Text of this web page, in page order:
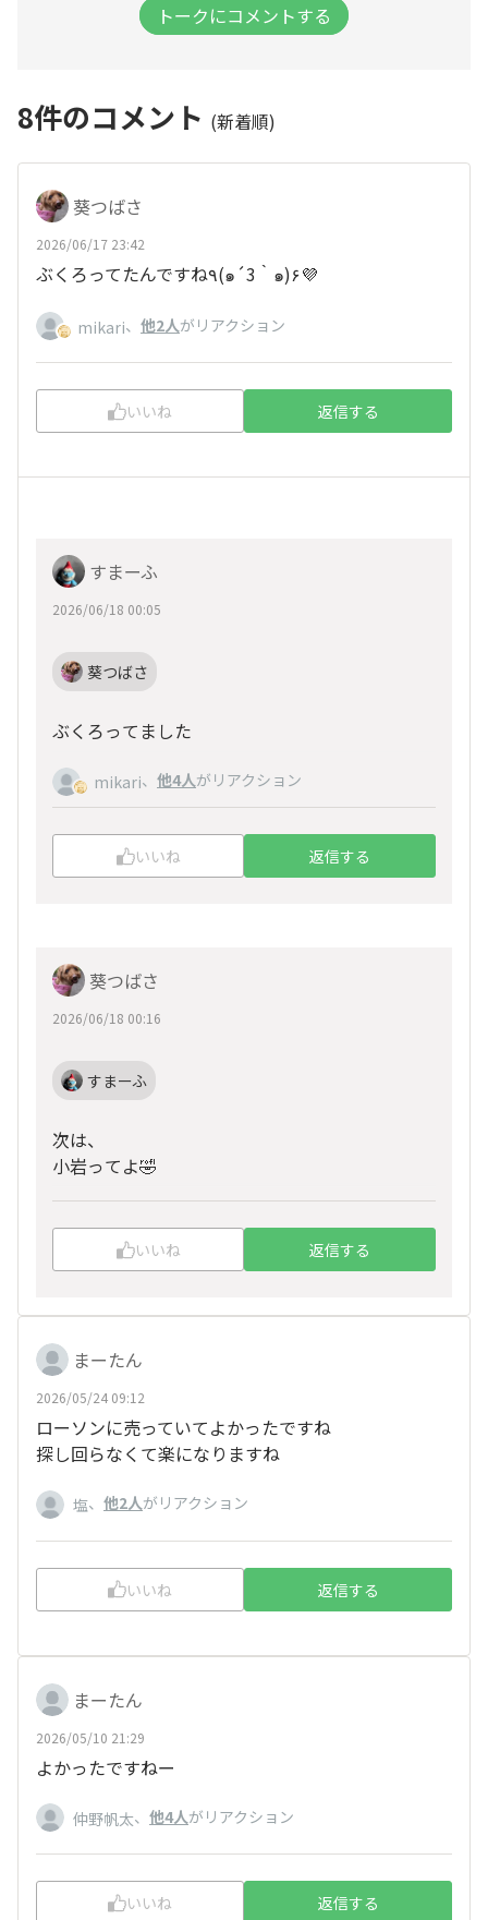
トークにコメントする
8件のコメント (新着順)
葵つばさ
2026/06/17 23:42
ぶくろってたんですね٩(๑´3｀๑)۶💜
mikari、 他2人がリアクション
いいね 返信する
すまーふ
2026/06/18 00:05
葵つばさ
ぶくろってました
mikari、 他4人がリアクション
いいね 返信する
葵つばさ
2026/06/18 00:16
すまーふ
次は、
小岩ってよ🤣
いいね 返信する
まーたん
2026/05/24 09:12
ローソンに売っていてよかったですね
探し回らなくて楽になりますね
塩、 他2人がリアクション
いいね 返信する
まーたん
2026/05/10 21:29
よかったですねー
仲野帆太、 他4人がリアクション
いいね 返信する